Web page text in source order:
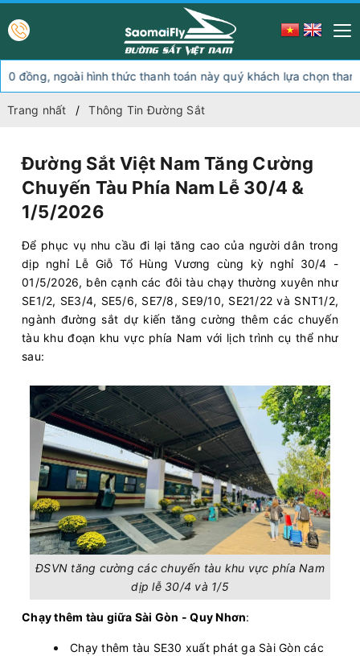
hình thức thanh toán này quý khách lựa chọn thanh
Trang nhất Thông Tin Đường Sắt
Đường Sắt Việt Nam Tăng Cường
Chuyến Tàu Phía Nam Lễ 30/4 &
1/5/2026
Để phục vụ nhu cầu đi lại tăng cao của người dân trong
dịp nghỉ Lễ Giỗ Tổ Hùng Vương cùng kỳ nghỉ 30/4 -
01/5/2026, bên cạnh các đôi tàu chạy thường xuyên như
SE1/2, SE3/4, SE5/6, SE7/8, SE9/10, SE21/22 và SNT1/2,
ngành đường sắt dự kiến tăng cường thêm các chuyến
tàu khu đoạn khu vực phía Nam với lịch trình cụ thể như
sau:
ĐSVN tăng cường các chuyến tàu khu vực phía Nam
dịp lễ 30/4 và 1/5
Chạy thêm tàu giữa Sài Gòn - Quy Nhơn:
Chạy thêm tàu SE30 xuất phát ga Sài Gòn các